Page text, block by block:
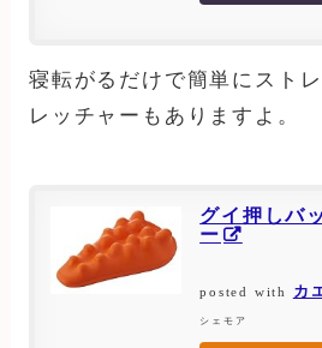
寝転がるだけで簡単にスト
レッチャーもありますよ。
グイ押しバ
ー
posted with カ
シェモア